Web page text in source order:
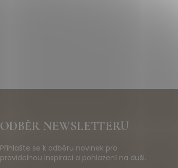
ODBĚR NEWSLETTERU
Přihlašte se k odběru novinek pro
pravidelnou inspiraci a pohlazení na duši.